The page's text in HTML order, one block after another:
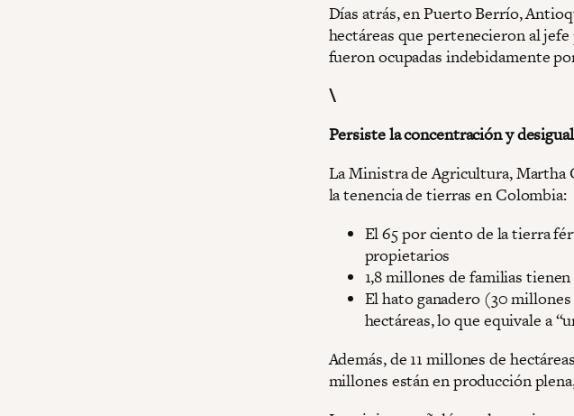
Días atrás, en Puerto Berrío,
hectáreas que pertenecieron al
fueron ocupadas indebidamente
\
Persiste la concentración y
La Ministra de Agricultura, Martha
la tenencia de tierras en Colombia:
El 65 por ciento de la tierra
propietarios
1,8 millones de familias
El hato ganadero (30
hectáreas, lo que equivale a
Además, de 11 millones de
millones están en producción